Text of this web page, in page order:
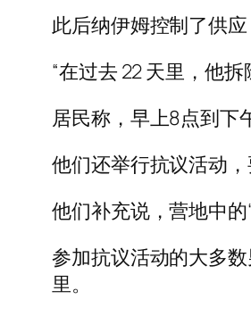
此后纳伊姆控制了供
“在过去 22 天里，他
居民称，早上8点到下
他们还举行抗议活动
他们补充说，营地中
参加抗议活动的大多
里。